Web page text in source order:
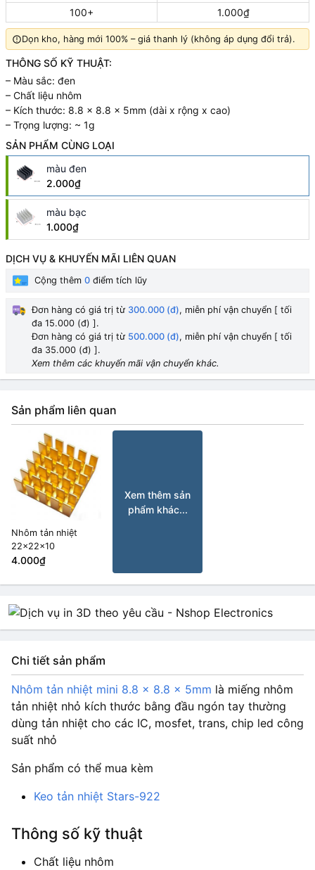
100+
1.000₫
Dọn kho, hàng mới 100% – giá thanh lý (không áp dụng đổi trả).
THÔNG SỐ KỸ THUẬT:
– Màu sắc: đen
– Chất liệu nhôm
– Kích thước: 8.8 x 8.8 x 5mm (dài x rộng x cao)
– Trọng lượng: ~ 1g
SẢN PHẨM CÙNG LOẠI
màu đen
2.000₫
màu bạc
1.000₫
DỊCH VỤ & KHUYẾN MÃI LIÊN QUAN
Cộng thêm 0 điểm tích lũy
Đơn hàng có giá trị từ 300.000 (đ), miễn phí vận chuyển [ tối
đa 15.000 (đ) ].
Đơn hàng có giá trị từ 500.000 (đ), miễn phí vận chuyển [ tối
đa 35.000 (đ) ].
Xem thêm các khuyến mãi vận chuyển khác.
Sản phẩm liên quan
Nhôm tản nhiệt
22x22x10
4.000₫
Xem thêm sản
phẩm khác...
Chi tiết sản phẩm
Nhôm tản nhiệt mini 8.8 x 8.8 x 5mm là miếng nhôm
tản nhiệt nhỏ kích thước bằng đầu ngón tay thường
dùng tản nhiệt cho các IC, mosfet, trans, chip led công
suất nhỏ
Sản phẩm có thể mua kèm
Keo tản nhiệt Stars-922
Thông số kỹ thuật
Chất liệu nhôm